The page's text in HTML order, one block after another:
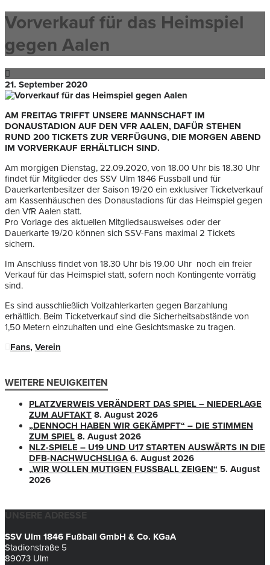
Vorverkauf für das Heimspiel
gegen Aalen
21. September 2020
AM FREITAG TRIFFT UNSERE MANNSCHAFT IM
DONAUSTADION AUF DEN VFR AALEN, DAFÜR STEHEN
RUND 200 TICKETS ZUR VERFÜGUNG, DIE MORGEN ABEND
IM VORVERKAUF ERHÄLTLICH SIND.
Am morgigen Dienstag, 22.09.2020, von 18.00 Uhr bis 18.30 Uhr
findet für Mitglieder des SSV Ulm 1846 Fussball und für
Dauerkartenbesitzer der Saison 19/20 ein exklusiver Ticketverkauf
am Kassenhäuschen des Donaustadions für das Heimspiel gegen
den VfR Aalen statt.
Pro Vorlage des aktuellen Mitgliedsausweises oder der
Dauerkarte 19/20 können sich SSV-Fans maximal 2 Tickets
sichern.
Im Anschluss findet von 18.30 Uhr bis 19.00 Uhr noch ein freier
Verkauf für das Heimspiel statt, sofern noch Kontingente vorrätig
sind.
Es sind ausschließlich Vollzahlerkarten gegen Barzahlung
erhältlich. Beim Ticketverkauf sind die Sicherheitsabstände von
1,50 Metern einzuhalten und eine Gesichtsmaske zu tragen.
Fans, Verein
WEITERE NEUIGKEITEN
PLATZVERWEIS VERÄNDERT DAS SPIEL – NIEDERLAGE
ZUM AUFTAKT 8. August 2026
„DENNOCH HABEN WIR GEKÄMPFT“ – DIE STIMMEN
ZUM SPIEL 8. August 2026
NLZ-SPIELE – U19 UND U17 STARTEN AUSWÄRTS IN DIE
DFB-NACHWUCHSLIGA 6. August 2026
„WIR WOLLEN MUTIGEN FUSSBALL ZEIGEN“
5. August
2026
UNSERE ADRESSE
SSV Ulm 1846 Fußball GmbH & Co. KGaA
Stadionstraße 5
89073 Ulm